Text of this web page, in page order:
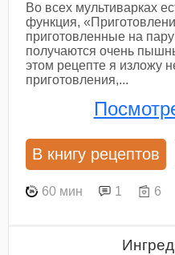
Во всех мультиварках
функция,
приготовленные на
получаются очень
этом рецепте я изложу
приготовления,...
В книгу рецептов
60 мин 1 6